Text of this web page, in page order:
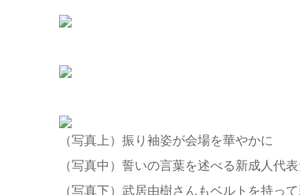
（写真上）振り袖姿が会場を華やかに
（写真中）誓いの言葉を述べる新成人代
（写真下）武居由樹さんもベルトを持っ